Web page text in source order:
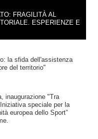
FRAGILITÀ AL
ESPERIENZE E
la sfida dell'assistenza
del territorio"
inaugurazione "Tra
speciale per la
europea dello Sport”